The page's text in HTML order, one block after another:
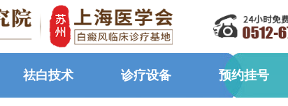
祛白技术 诊疗设备 预约挂号